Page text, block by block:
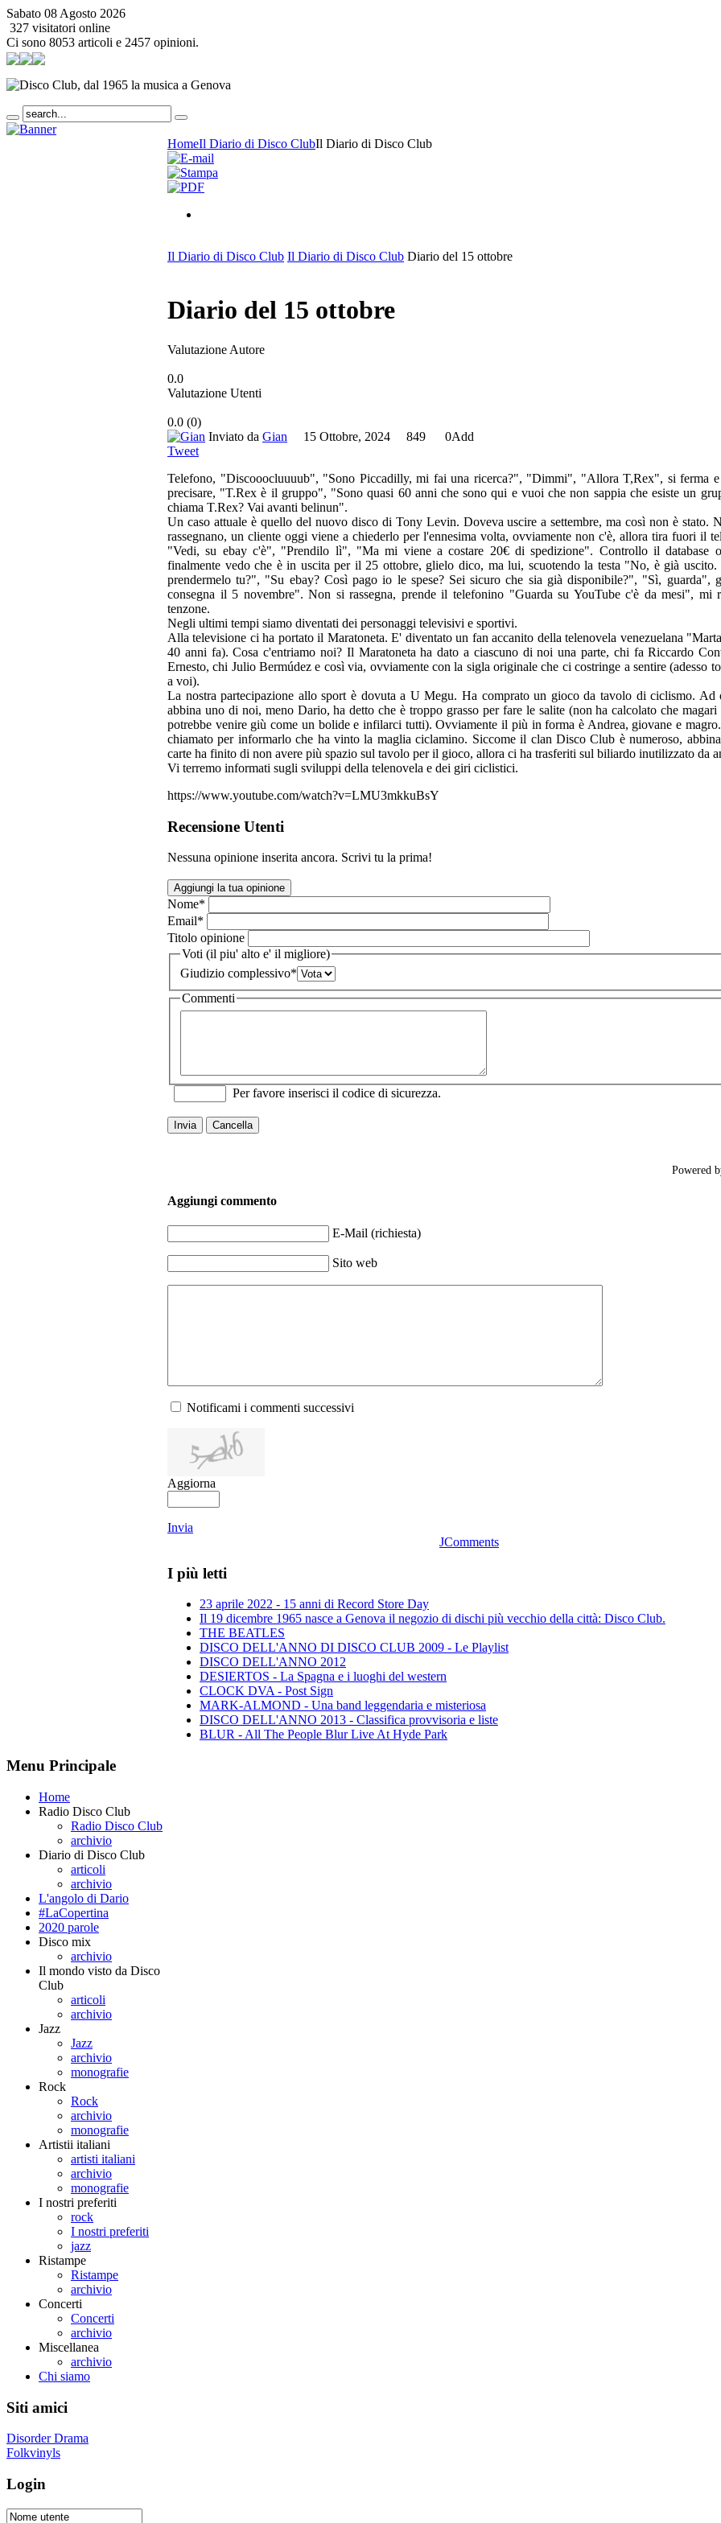
Sabato 08 Agosto 2026
327 visitatori online
Ci sono 8053 articoli e 2457 opinioni.
HomeIl Diario di Disco ClubIl Diario di Disco Club
Il Diario di Disco Club Il Diario di Disco Club Diario del 15 ottobre
Diario del 15 ottobre
Valutazione Autore
0.0
Valutazione Utenti
0.0 (0)
Inviato da Gian 15 Ottobre, 2024 849 0Add
Tweet
Telefono, "Discooocluuuub", "Sono Piccadilly, mi fai una ricerca?", "Dimmi", "Allora T,Rex", si ferma e
precisare, "T.Rex è il gruppo", "Sono quasi 60 anni che sono qui e vuoi che non sappia che esiste un
chiama T.Rex? Vai avanti belinun".
Un caso attuale è quello del nuovo disco di Tony Levin. Doveva uscire a settembre, ma così non è stato.
rassegnano, un cliente oggi viene a chiederlo per l'ennesima volta, ovviamente non c'è, allora tira fuori il
"Vedi, su ebay c'è", "Prendilo lì", "Ma mi viene a costare 20€ di spedizione". Controllo il database
finalmente vedo che è in uscita per il 25 ottobre, glielo dico, ma lui, scuotendo la testa "No, è già
prendermelo tu?", "Su ebay? Così pago io le spese? Sei sicuro che sia già disponibile?", "Sì, guarda",
consegna il 5 novembre". Non si rassegna, prende il telefonino "Guarda su YouTube c'è da mesi", mi
tenzone.
Negli ultimi tempi siamo diventati dei personaggi televisivi e sportivi.
Alla televisione ci ha portato il Maratoneta. E' diventato un fan accanito della telenovela venezuelana
40 anni fa). Cosa c'entriamo noi? Il Maratoneta ha dato a ciascuno di noi una parte, chi fa Riccardo
Ernesto, chi Julio Bermúdez e così via, ovviamente con la sigla originale che ci costringe a sentire (adesso
a voi).
La nostra partecipazione allo sport è dovuta a U Megu. Ha comprato un gioco da tavolo di ciclismo. Ad
abbina uno di noi, meno Dario, ha detto che è troppo grasso per fare le salite (non ha calcolato che magari
potrebbe venire giù come un bolide e infilarci tutti). Ovviamente il più in forma è Andrea, giovane e
chiamato per informarlo che ha vinto la maglia ciclamino. Siccome il clan Disco Club è numeroso,
carte ha finito di non avere più spazio sul tavolo per il gioco, allora ci ha trasferiti sul biliardo inutilizzato da
Vi terremo informati sugli sviluppi della telenovela e dei giri ciclistici.
https://www.youtube.com/watch?v=LMU3mkkuBsY
Recensione Utenti
Nessuna opinione inserita ancora. Scrivi tu la prima!
Aggiungi la tua opinione
Nome*
Email*
Titolo opinione
Voti (il piu' alto e' il migliore)
Giudizio complessivo*
Commenti
Per favore inserisci il codice di sicurezza.
Invia Cancella
Powered
Aggiungi commento
E-Mail (richiesta)
Sito web
Notificami i commenti successivi
Aggiorna
Invia
JComments
I più letti
23 aprile 2022 - 15 anni di Record Store Day
Il 19 dicembre 1965 nasce a Genova il negozio di dischi più vecchio della città: Disco Club.
THE BEATLES
DISCO DELL'ANNO DI DISCO CLUB 2009 - Le Playlist
DISCO DELL'ANNO 2012
DESIERTOS - La Spagna e i luoghi del western
CLOCK DVA - Post Sign
MARK-ALMOND - Una band leggendaria e misteriosa
DISCO DELL'ANNO 2013 - Classifica provvisoria e liste
BLUR - All The People Blur Live At Hyde Park
Menu Principale
Home
Radio Disco Club
Radio Disco Club
archivio
Diario di Disco Club
articoli
archivio
L'angolo di Dario
#LaCopertina
2020 parole
Disco mix
archivio
Il mondo visto da Disco
Club
articoli
archivio
Jazz
Jazz
archivio
monografie
Rock
Rock
archivio
monografie
Artistii italiani
artisti italiani
archivio
monografie
I nostri preferiti
rock
I nostri preferiti
jazz
Ristampe
Ristampe
archivio
Concerti
Concerti
archivio
Miscellanea
archivio
Chi siamo
Siti amici
Disorder Drama
Folkvinyls
Login